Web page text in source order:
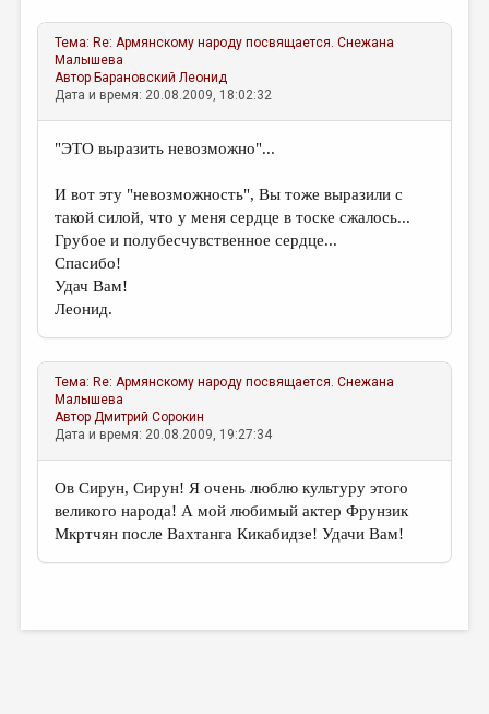
Тема: Re: Армянскому народу посвящается. Снежана
Малышева
Автор Барановский Леонид
Дата и время: 20.08.2009, 18:02:32
"ЭТО выразить невозможно"...
И вот эту "невозможность", Вы тоже выразили с
такой силой, что у меня сердце в тоске сжалось...
Грубое и полубесчувственное сердце...
Спасибо!
Удач Вам!
Леонид.
Тема: Re: Армянскому народу посвящается. Снежана
Малышева
АвторДмитрий Сорокин
Дата и время: 20.08.2009, 19:27:34
Ов Сирун, Сирун! Я очень люблю культуру этого
великого народа! А мой любимый актер Фрунзик
Мкртчян после Вахтанга Кикабидзе! Удачи Вам!